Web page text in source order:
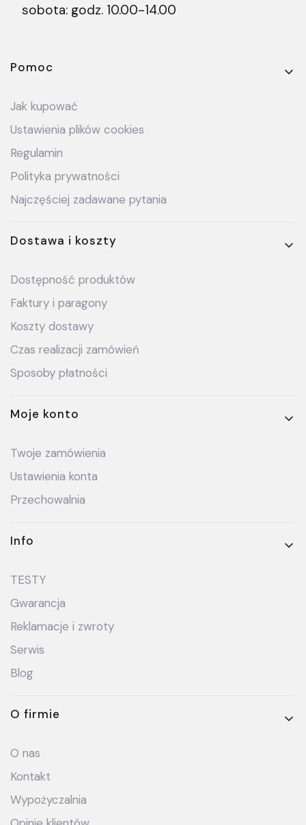
sobota: godz. 10.00-14.00
Linki w stopce
Pomoc
Jak kupować
Ustawienia plików cookies
Regulamin
Polityka prywatności
Najczęściej zadawane pytania
Dostawa i koszty
Dostępność produktów
Faktury i paragony
Koszty dostawy
Czas realizacji zamówień
Sposoby płatności
Moje konto
Twoje zamówienia
Ustawienia konta
Przechowalnia
Info
TESTY
Gwarancja
Reklamacje i zwroty
Serwis
Blog
O firmie
O nas
Kontakt
Wypożyczalnia